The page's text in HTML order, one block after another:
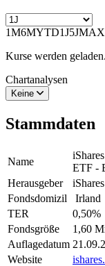
1M6MYTD1J5JMAX
Kurse werden
Chartanalysen
Keine
Stammdaten
Name
ETF -
Herausgeber
iShares
Fondsdomizil
Irland
TER
0,50%
Fondsgröße
1,60
Auflagedatum
Website